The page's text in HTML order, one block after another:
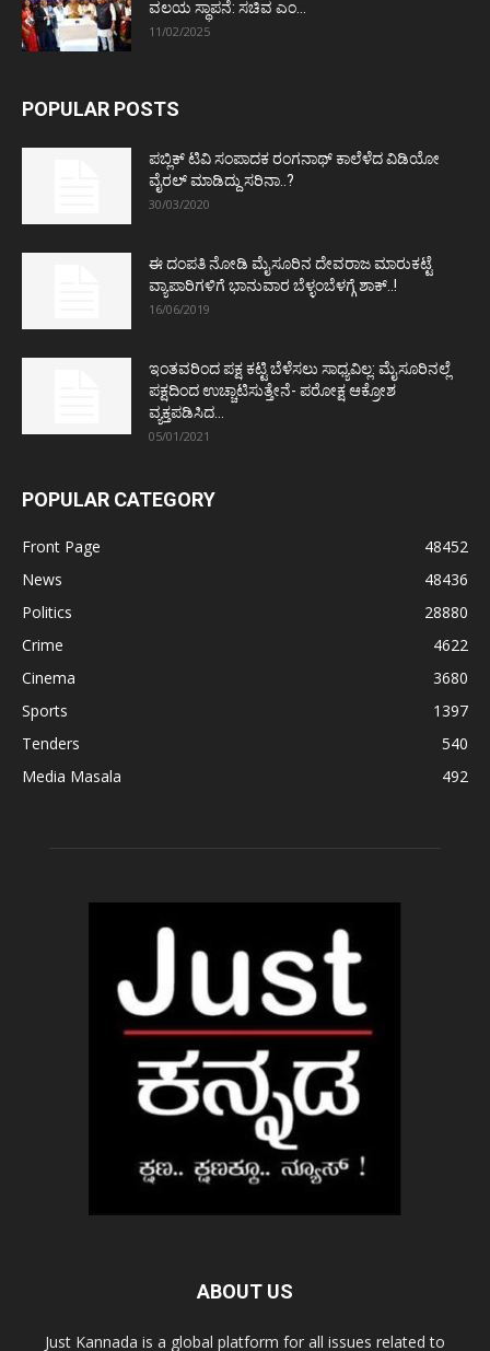
ವಲಯ ಸ್ಥಾಪನೆ: ಸಚಿವ ಎಂ...
11/02/2025
POPULAR POSTS
ಪಬ್ಲಿಕ್ ಟಿವಿ ಸಂಪಾದಕ ರಂಗನಾಥ್ ಕಾಲೆಳೆದ ವಿಡಿಯೋ
ವೈರಲ್ ಮಾಡಿದ್ದು ಸರಿನಾ..?
30/03/2020
ಈ ದಂಪತಿ ನೋಡಿ ಮೈಸೂರಿನ ದೇವರಾಜ ಮಾರುಕಟ್ಟೆ
ವ್ಯಾಪಾರಿಗಳಿಗೆ ಭಾನುವಾರ ಬೆಳ್ಳಂಬೆಳಗ್ಗೆ ಶಾಕ್..!
16/06/2019
ಇಂತವರಿಂದ ಪಕ್ಷ ಕಟ್ಟಿ ಬೆಳೆಸಲು ಸಾಧ್ಯವಿಲ್ಲ: ಮೈಸೂರಿನಲ್ಲೆ
ಪಕ್ಷದಿಂದ ಉಚ್ಚಾಟಿಸುತ್ತೇನೆ- ಪರೋಕ್ಷ ಆಕ್ರೋಶ
ವ್ಯಕ್ತಪಡಿಸಿದ...
05/01/2021
POPULAR CATEGORY
Front Page
48452
News
48436
Politics
28880
Crime
4622
Cinema
3680
Sports
1397
Tenders
540
Media Masala
492
ABOUT US
Just Kannada is a global platform for all issues related to